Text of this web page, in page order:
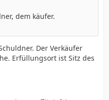
dem käufer.
Der Verkäufer
Erfüllungsort ist Sitz des